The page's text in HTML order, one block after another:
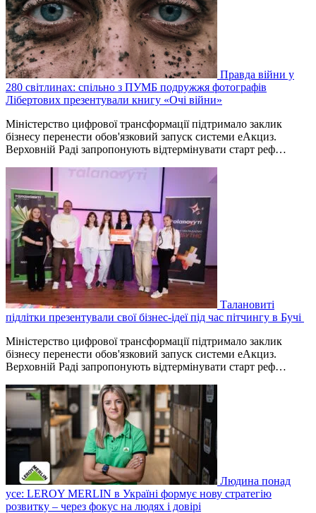
Правда війни у
280 світлинах: спільно з ПУМБ подружжя фотографів
Лібертових презентували книгу «Очі війни»
Міністерство цифрової трансформації підтримало заклик
бізнесу перенести обов'язковий запуск системи еАкциз.
Верховній Раді запропонують відтермінувати старт реф…
Талановиті
підлітки презентували свої бізнес-ідеї під час пітчингу в Бучі
Міністерство цифрової трансформації підтримало заклик
бізнесу перенести обов'язковий запуск системи еАкциз.
Верховній Раді запропонують відтермінувати старт реф…
Людина понад
усе: LEROY MERLIN в Україні формує нову стратегію
розвитку – через фокус на людях і довірі